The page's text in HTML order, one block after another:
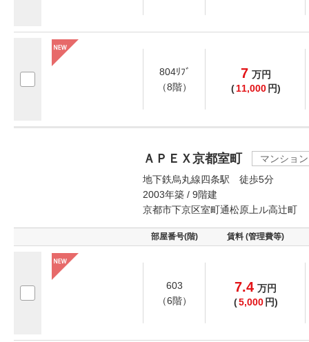
804ﾘﾌﾞ
（8階）
7 万円
( 11,000 円)
ＡＰＥＸ京都室町
マンション
地下鉄烏丸線四条駅 徒歩5分
2003年築 / 9階建
京都市下京区室町通松原上ル高辻町
部屋番号(階) 賃料 (管理費等)
603
（6階）
7.4 万円
(5,000 円)